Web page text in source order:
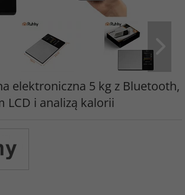
elektroniczna 5 kg z Bluetooth,
LCD i analizą kalorii